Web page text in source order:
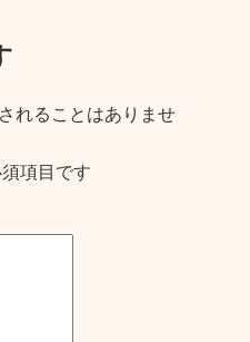
れることはありませ
項目です